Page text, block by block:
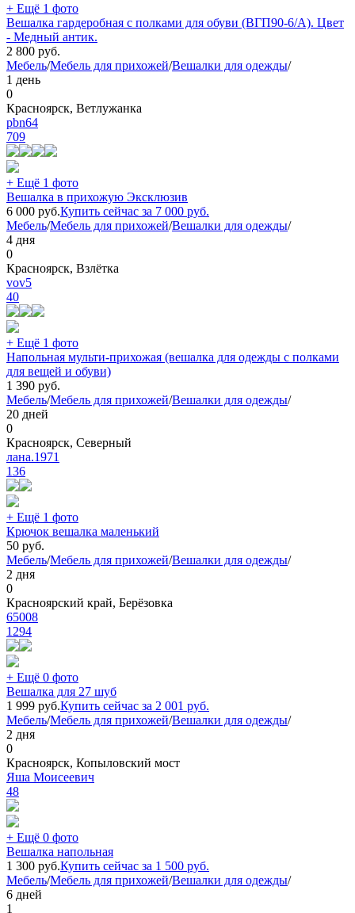
+ Ещё 1 фото
Вешалка гардеробная с полками для обуви (ВГП90-6/А). Цвет
- Медный антик.
2 800 руб.
Мебель/Мебель для прихожей/Вешалки для одежды/
1 день
0
Красноярск, Ветлужанка
pbn64
709
+ Ещё 1 фото
Вешалка в прихожую Эксклюзив
6 000 руб.Купить сейчас за 7 000 руб.
Мебель/Мебель для прихожей/Вешалки для одежды/
4 дня
0
Красноярск, Взлётка
vov5
40
+ Ещё 1 фото
Напольная мульти-прихожая (вешалка для одежды с полками
для вещей и обуви)
1 390 руб.
Мебель/Мебель для прихожей/Вешалки для одежды/
20 дней
0
Красноярск, Северный
лана.1971
136
+ Ещё 1 фото
Крючок вешалка маленький
50 руб.
Мебель/Мебель для прихожей/Вешалки для одежды/
2 дня
0
Красноярский край, Берёзовка
65008
1294
+ Ещё 0 фото
Вешалка для 27 шуб
1 999 руб.Купить сейчас за 2 001 руб.
Мебель/Мебель для прихожей/Вешалки для одежды/
2 дня
0
Красноярск, Копыловский мост
Яша Моисеевич
48
+ Ещё 0 фото
Вешалка напольная
1 300 руб.Купить сейчас за 1 500 руб.
Мебель/Мебель для прихожей/Вешалки для одежды/
6 дней
1